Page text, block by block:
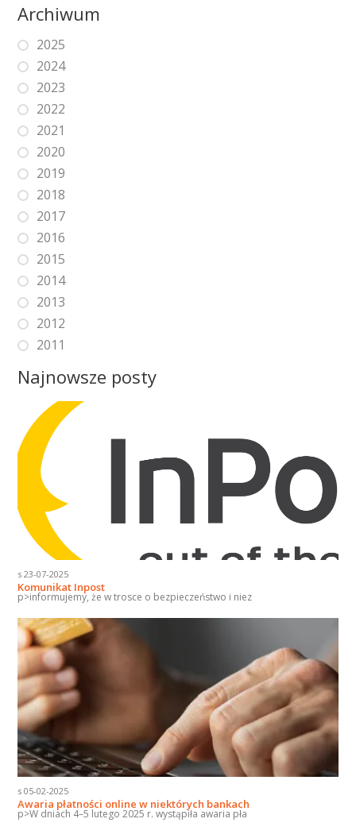
Archiwum
2025
2024
2023
2022
2021
2020
2019
2018
2017
2016
2015
2014
2013
2012
2011
Najnowsze posty
s 23-07-2025
Komunikat Inpost
p>informujemy, że w trosce o bezpieczeństwo i niez
s 05-02-2025
Awaria płatności online w niektórych bankach
p>W dniach 4–5 lutego 2025 r. wystąpiła awaria pła